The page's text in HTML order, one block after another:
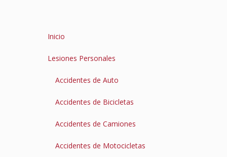
Inicio
Lesiones Personales
Accidentes de Auto
Accidentes de Bicicletas
Accidentes de Camiones
Accidentes de Motocicletas